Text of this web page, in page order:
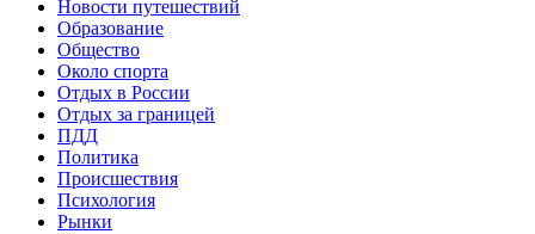
Новости путешествий
Образование
Общество
Около спорта
Отдых в России
Отдых за границей
ПДД
Политика
Происшествия
Психология
Рынки